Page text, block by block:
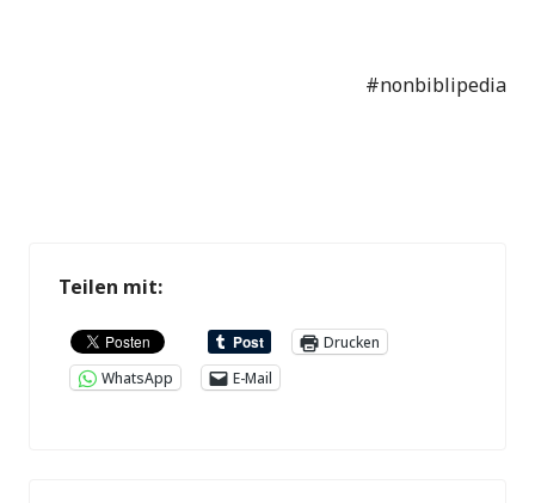
#nonbiblipedia
Teilen mit:
Drucken
WhatsApp
E-Mail